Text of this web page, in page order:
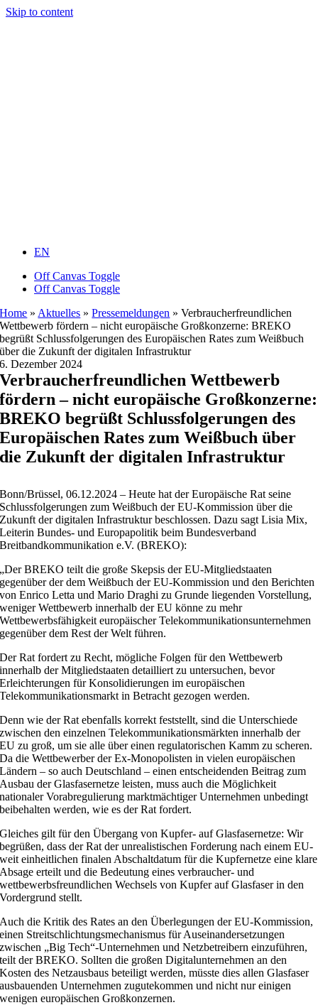
Skip to content
EN
Off Canvas Toggle
Off Canvas Toggle
Home » Aktuelles »Pressemeldungen »Verbraucherfreundlichen
Wettbewerb fördern – nicht europäische Großkonzerne: BREKO
begrüßt Schlussfolgerungen des Europäischen Rates zum Weißbuch
über die Zukunft der digitalen Infrastruktur
6. Dezember 2024
Verbraucherfreundlichen Wettbewerb
fördern – nicht europäische Großkonzerne:
BREKO begrüßt Schlussfolgerungen des
Europäischen Rates zum Weißbuch über
die Zukunft der digitalen Infrastruktur
Bonn/Brüssel, 06.12.2024 – Heute hat der Europäische Rat seine
Schlussfolgerungen zum Weißbuch der EU-Kommission über die
Zukunft der digitalen Infrastruktur beschlossen. Dazu sagt Lisia Mix,
Leiterin Bundes- und Europapolitik beim Bundesverband
Breitbandkommunikation e.V. (BREKO):
„Der BREKO teilt die große Skepsis der EU-Mitgliedstaaten
gegenüber der dem Weißbuch der EU-Kommission und den Berichten
von Enrico Letta und Mario Draghi zu Grunde liegenden Vorstellung,
weniger Wettbewerb innerhalb der EU könne zu mehr
Wettbewerbsfähigkeit europäischer Telekommunikationsunternehmen
gegenüber dem Rest der Welt führen.
Der Rat fordert zu Recht, mögliche Folgen für den Wettbewerb
innerhalb der Mitgliedstaaten detailliert zu untersuchen, bevor
Erleichterungen für Konsolidierungen im europäischen
Telekommunikationsmarkt in Betracht gezogen werden.
Denn wie der Rat ebenfalls korrekt feststellt, sind die Unterschiede
zwischen den einzelnen Telekommunikationsmärkten innerhalb der
EU zu groß, um sie alle über einen regulatorischen Kamm zu scheren.
Da die Wettbewerber der Ex-Monopolisten in vielen europäischen
Ländern – so auch Deutschland – einen entscheidenden Beitrag zum
Ausbau der Glasfasernetze leisten, muss auch die Möglichkeit
nationaler Vorabregulierung marktmächtiger Unternehmen unbedingt
beibehalten werden, wie es der Rat fordert.
Gleiches gilt für den Übergang von Kupfer- auf Glasfasernetze: Wir
begrüßen, dass der Rat der unrealistischen Forderung nach einem EU-
weit einheitlichen finalen Abschaltdatum für die Kupfernetze eine klare
Absage erteilt und die Bedeutung eines verbraucher- und
wettbewerbsfreundlichen Wechsels von Kupfer auf Glasfaser in den
Vordergrund stellt.
Auch die Kritik des Rates an den Überlegungen der EU-Kommission,
einen Streitschlichtungsmechanismus für Auseinandersetzungen
zwischen „Big Tech“-Unternehmen und Netzbetreibern einzuführen,
teilt der BREKO. Sollten die großen Digitalunternehmen an den
Kosten des Netzausbaus beteiligt werden, müsste dies allen Glasfaser
ausbauenden Unternehmen zugutekommen und nicht nur einigen
wenigen europäischen Großkonzernen.